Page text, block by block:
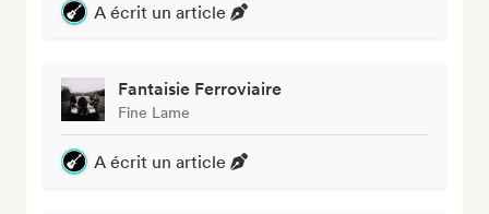
A écrit un article
Fantaisie Ferroviaire
Fine Lame
A écrit un article